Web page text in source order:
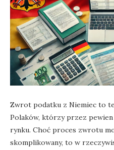
Zwrot podatku z Niemiec to
Polaków, którzy przez
rynku. Choć proces zwrotu
skomplikowany, to w